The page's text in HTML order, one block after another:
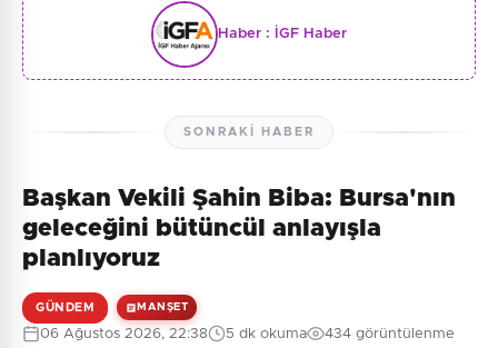
Haber : İGF Haber
SONRAKI HABER
Başkan Vekili Şahin Biba: Bursa'nın
geleceğini bütüncül anlayışla
planlıyoruz
GÜNDEM MANŞET
06 Ağustos 2026, 22:38 5 dk okuma 434 görüntülenme